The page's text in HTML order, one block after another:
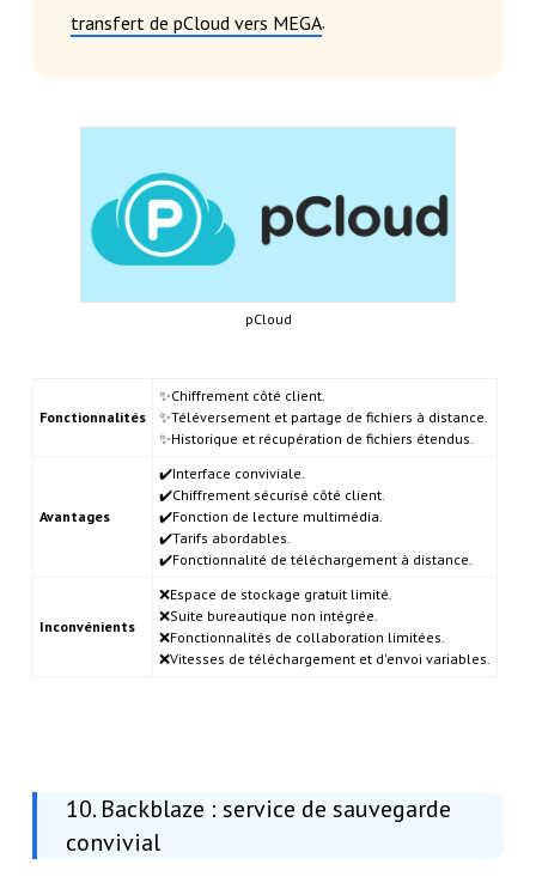
transfert de pCloud vers MEGA.
pCloud
Fonctionnalités
✨Chiffrement côté client.
✨Téléversement et partage de fichiers à distance.
✨Historique et récupération de fichiers étendus.
Avantages
✔️Interface conviviale.
✔️Chiffrement sécurisé côté client.
✔️Fonction de lecture multimédia.
✔️Tarifs abordables.
✔️Fonctionnalité de téléchargement à distance.
Inconvénients
❌Espace de stockage gratuit limité.
❌Suite bureautique non intégrée.
❌Fonctionnalités de collaboration limitées.
❌Vitesses de téléchargement et d'envoi variables.
10. Backblaze : service de sauvegarde
convivial